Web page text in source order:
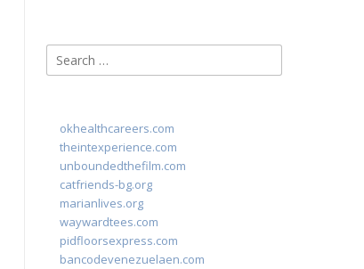
Search
for:
okhealthcareers.com
theintexperience.com
unboundedthefilm.com
catfriends-bg.org
marianlives.org
waywardtees.com
pidfloorsexpress.com
bancodevenezuelaen.com